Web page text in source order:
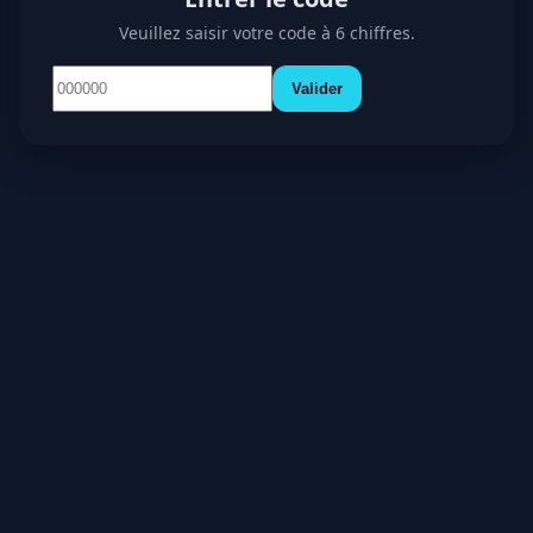
Veuillez saisir votre code à 6 chiffres.
Valider